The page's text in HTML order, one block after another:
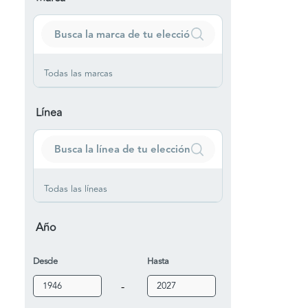
Todas las marcas
Línea
Todas las líneas
Año
Desde
-
Hasta